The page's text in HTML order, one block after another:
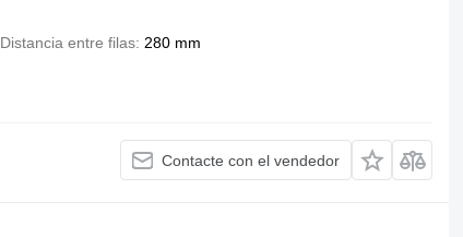
Distancia entre filas 280 mm
Contacte con el vendedor